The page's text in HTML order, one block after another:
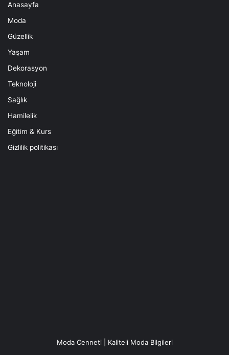
Anasayfa
Moda
Güzellik
Yaşam
Dekorasyon
Teknoloji
Sağlık
Hamilelik
Eğitim & Kurs
Gizlilik politikası
Moda Cenneti | Kaliteli Moda Bilgileri